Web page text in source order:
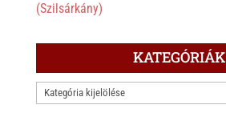
(Szilsárkány)
KATEGÓRIÁK
KATEGÓRIÁK